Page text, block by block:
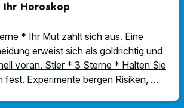
Ihr Horoskop
* Ihr Mut zahlt sich aus. Eine
erweist sich als goldrichtig und
voran. Stier * 3 Sterne * Halten Sie
fest. Experimente bergen Risiken, …